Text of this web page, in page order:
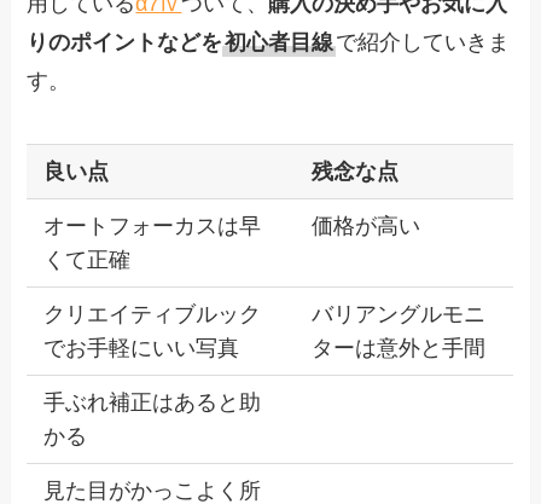
りのポイントなどを初心者目線で紹介していきま
す。
良い点 残念な点
オートフォーカスは早
くて正確
価格が高い
クリエイティブルック
でお手軽にいい写真
バリアングルモニ
ターは意外と手間
手ぶれ補正はあると助
かる
見た目がかっこよく所